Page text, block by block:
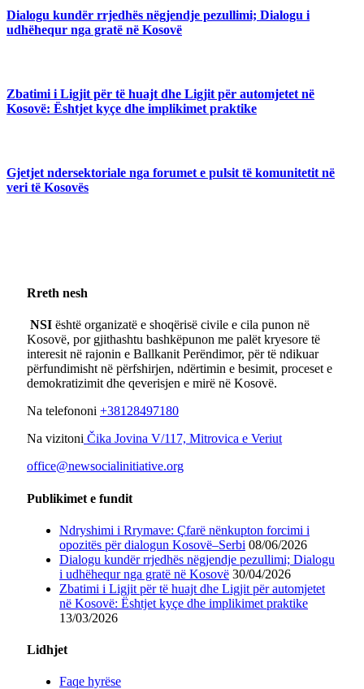
Dialogu kundër rrjedhës nëgjendje pezullimi; Dialogu i
udhëhequr nga gratë në Kosovë
Zbatimi i Ligjit për të huajt dhe Ligjit për automjetet në
Kosovë: Ështjet kyçe dhe implikimet praktike
Gjetjet ndersektoriale nga forumet e pulsit të komunitetit në
veri të Kosovës
Rreth nesh
NSI është organizatë e shoqërisë civile e cila punon në
Kosovë, por gjithashtu bashkëpunon me palët kryesore të
interesit në rajonin e Ballkanit Perëndimor, për të ndikuar
përfundimisht në përfshirjen, ndërtimin e besimit, proceset e
demokratizimit dhe qeverisjen e mirë në Kosovë.
Na telefononi +38128497180
Na vizitoni Čika Jovina V/117, Mitrovica e Veriut
office@newsocialinitiative.org
Publikimet e fundit
Ndryshimi i Rrymave: Çfarë nënkupton forcimi i
opozitës për dialogun Kosovë–Serbi 08/06/2026
Dialogu kundër rrjedhës nëgjendje pezullimi; Dialogu
i udhëhequr nga gratë në Kosovë 30/04/2026
Zbatimi i Ligjit për të huajt dhe Ligjit për automjetet
në Kosovë: Ështjet kyçe dhe implikimet praktike
13/03/2026
Lidhjet
Faqe hyrëse